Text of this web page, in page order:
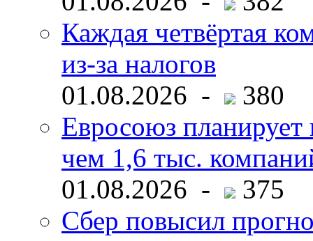
Каждая четвёртая
из-за налогов
01.08.2026 -
380
Евросоюз планирует
чем 1,6 тыс.
01.08.2026 -
375
Сбер повысил